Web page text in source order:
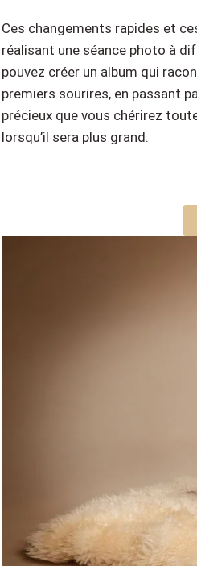
Ces changements rapides et
réalisant une séance photo à
pouvez créer un album qui
premiers sourires, en passant
précieux que vous chérirez
lorsqu’il sera plus grand.